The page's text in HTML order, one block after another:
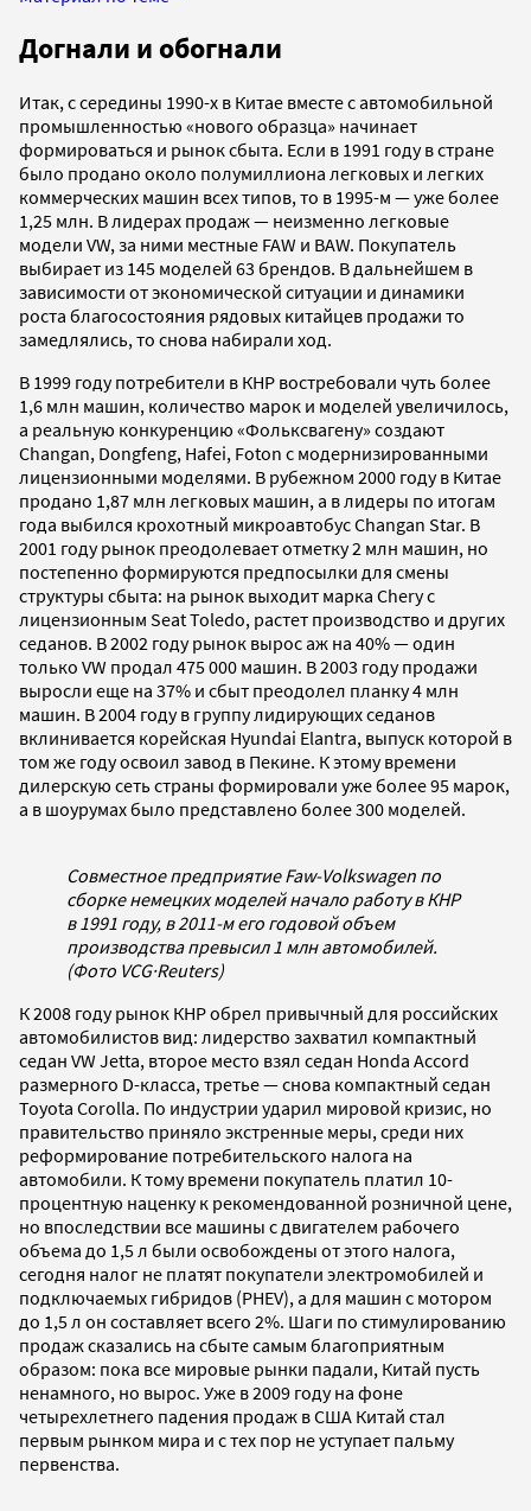
Догнали и обогнали
Итак, с середины 1990-х в Китае вместе с автомобильной
промышленностью «нового образца» начинает
формироваться и рынок сбыта. Если в 1991 году в стране
было продано около полумиллиона легковых и легких
коммерческих машин всех типов, то в 1995-м — уже более
1,25 млн. В лидерах продаж — неизменно легковые
модели VW, за ними местные FAW и BAW. Покупатель
выбирает из 145 моделей 63 брендов. В дальнейшем в
зависимости от экономической ситуации и динамики
роста благосостояния рядовых китайцев продажи то
замедлялись, то снова набирали ход.
В 1999 году потребители в КНР востребовали чуть более
1,6 млн машин, количество марок и моделей увеличилось,
а реальную конкуренцию «Фольксвагену» создают
Changan, Dongfeng, Hafei, Foton с модернизированными
лицензионными моделями. В рубежном 2000 году в Китае
продано 1,87 млн легковых машин, а в лидеры по итогам
года выбился крохотный микроавтобус Changan Star. В
2001 году рынок преодолевает отметку 2 млн машин, но
постепенно формируются предпосылки для смены
структуры сбыта: на рынок выходит марка Chery с
лицензионным Seat Toledo, растет производство и других
седанов. В 2002 году рынок вырос аж на 40% — один
только VW продал 475 000 машин. В 2003 году продажи
выросли еще на 37% и сбыт преодолел планку 4 млн
машин. В 2004 году в группу лидирующих седанов
вклинивается корейская Hyundai Elantra, выпуск которой в
том же году освоил завод в Пекине. К этому времени
дилерскую сеть страны формировали уже более 95 марок,
а в шоурумах было представлено более 300 моделей.
Cовместное предприятие Faw-Volkswagen по
сборке немецких моделей начало работу в КНР
в 1991 году, в 2011-м его годовой объем
производства превысил 1 млн автомобилей.
(Фото VCG·Reuters)
К 2008 году рынок КНР обрел привычный для российских
автомобилистов вид: лидерство захватил компактный
седан VW Jetta, второе место взял седан Hondа Accord
размерного D-класса, третье — снова компактный седан
Toyota Corolla. По индустрии ударил мировой кризис, но
правительство приняло экстренные меры, среди них
реформирование потребительского налога на
автомобили. К тому времени покупатель платил 10-
процентную наценку к рекомендованной розничной цене,
но впоследствии все машины с двигателем рабочего
объема до 1,5 л были освобождены от этого налога,
сегодня налог не платят покупатели электромобилей и
подключаемых гибридов (PHEV), а для машин с мотором
до 1,5 л он составляет всего 2%. Шаги по стимулированию
продаж сказались на сбыте самым благоприятным
образом: пока все мировые рынки падали, Китай пусть
ненамного, но вырос. Уже в 2009 году на фоне
четырехлетнего падения продаж в США Китай стал
первым рынком мира и с тех пор не уступает пальму
первенства.